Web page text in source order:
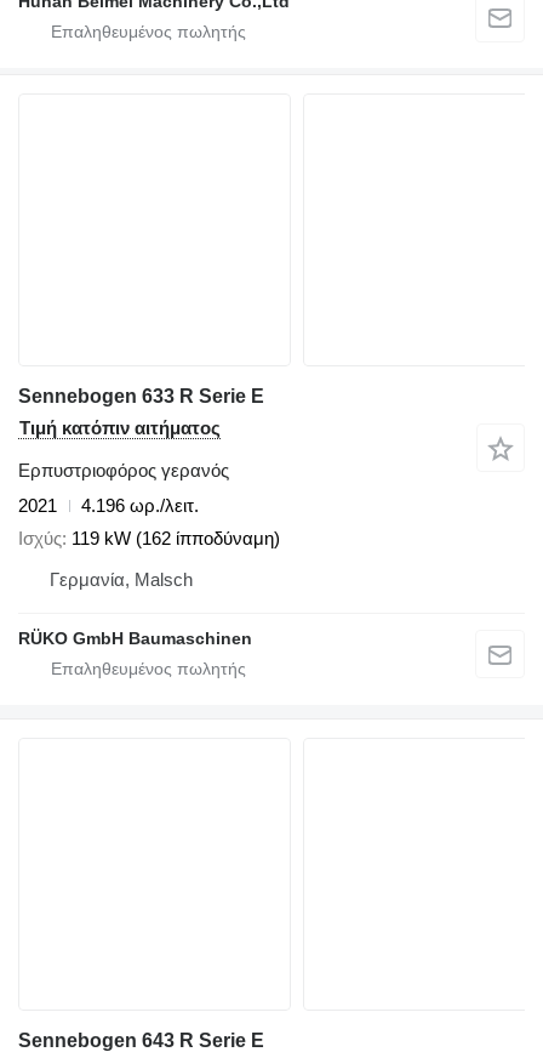
Sennebogen 633 R Serie E
Τιμή κατόπιν αιτήματος
Ερπυστριοφόρος γερανός
2021
4.196 ωρ./λειτ.
Ισχύς 119 kW (162 ίπποδύναμη)
Γερμανία, Malsch
RÜKO GmbH Baumaschinen
Sennebogen 643 R Serie E